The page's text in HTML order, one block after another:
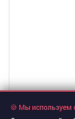
🍪 Мы используем